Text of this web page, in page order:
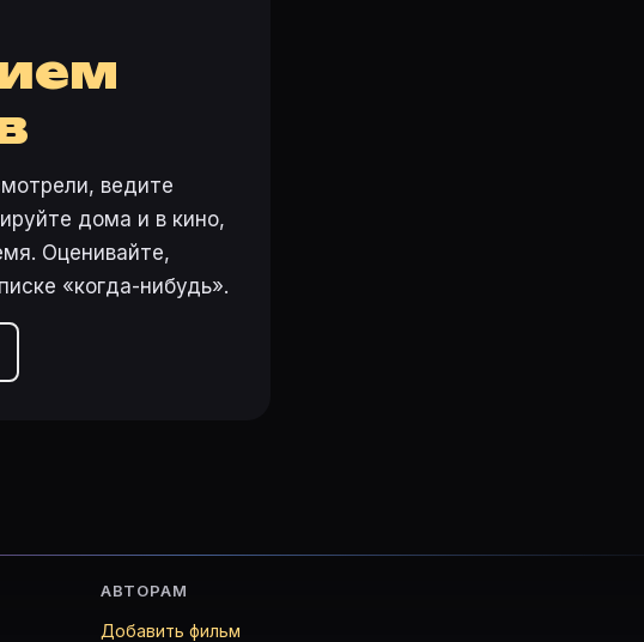
ведите
дома и в кино,
Оценивайте,
«когда-нибудь».
АВТОРАМ
Добавить фильм